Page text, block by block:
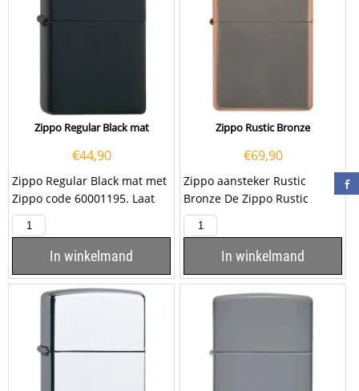
Zippo Regular Black mat
€44,90
Zippo Regular Black mat met
Zippo code 60001195. Laat
deze zwarte Zippo graveren
met een...
In winkelmand
Zippo Rustic Bronze
€69,90
Zippo aansteker Rustic
Bronze De Zippo Rustic
Bronze heeft rondom een
brons gekleurde...
In winkelmand